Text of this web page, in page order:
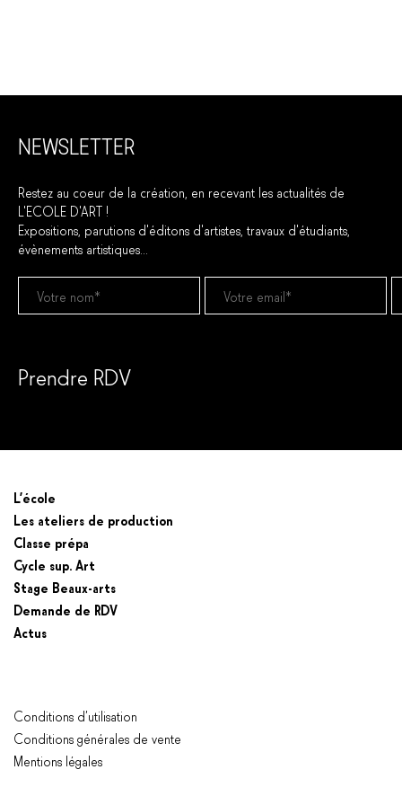
NEWSLETTER
Restez au coeur de la création, en recevant les actualités de
L'ECOLE D'ART !
Expositions, parutions d'éditons d'artistes, travaux d'étudiants,
évènements artistiques...
Prendre RDV
L’école
Les ateliers de production
Classe prépa
Cycle sup. Art
Stage Beaux-arts
Demande de RDV
Actus
Conditions d’utilisation
Conditions générales de vente
Mentions légales